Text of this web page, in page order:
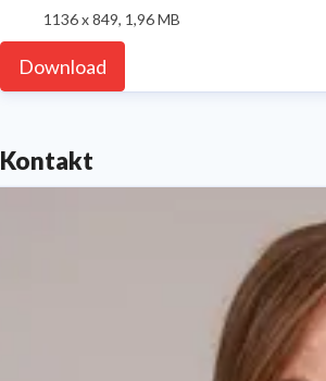
1136 x 849, 1,96 MB
Download
Kontakt